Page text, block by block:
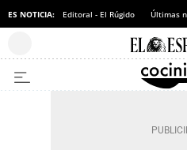
ES NOTICIA: Editoral - El Rúgido Últimas